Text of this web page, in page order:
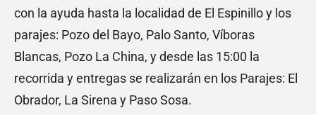
con la ayuda hasta la localidad de El Espinillo y los
parajes: Pozo del Bayo, Palo Santo, Víboras
Blancas, Pozo La China, y desde las 15:00 la
recorrida y entregas se realizarán en los Parajes: El
Obrador, La Sirena y Paso Sosa.